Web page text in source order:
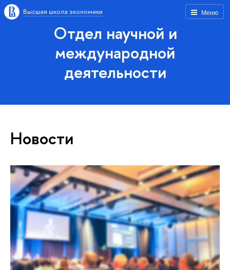
Меню
Высшая школа экономики
Отдел научной и
международной
деятельности
Новости